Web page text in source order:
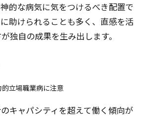
的な病気に気をつけるべき配置で
助けられることも多く、直感を活
独自の成果を生み出します。
的立場職業病に注意
キャパシティを超えて働く傾向が